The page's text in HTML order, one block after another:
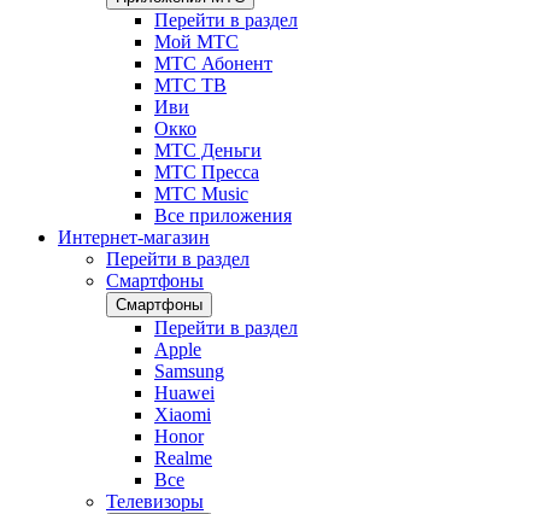
Перейти в раздел
Мой МТС
МТС Абонент
МТС ТВ
Иви
Окко
МТС Деньги
МТС Пресса
МТС Music
Все приложения
Интернет-магазин
Перейти в раздел
Смартфоны
Смартфоны
Перейти в раздел
Apple
Samsung
Huawei
Xiaomi
Honor
Realme
Все
Телевизоры